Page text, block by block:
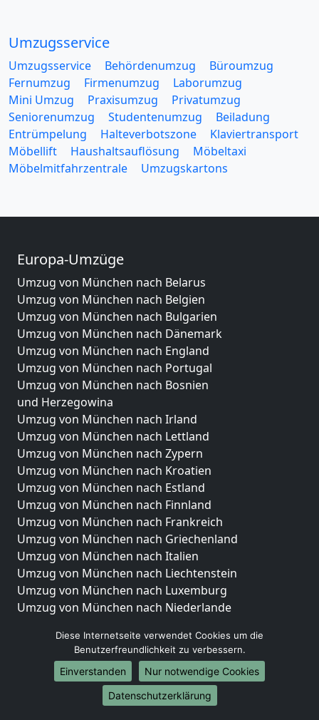
Umzugsservice
Umzugsservice Behördenumzug
Büroumzug
Fernumzug
Firmenumzug
Laborumzug
Mini Umzug
Praxisumzug
Privatumzug
Seniorenumzug
Studentenumzug
Beiladung
Entrümpelung
Halteverbotszone
Klaviertransport
Möbellift
Haushaltsauflösung
Möbeltaxi
Möbelmitfahrzentrale
Umzugskartons
Europa-Umzüge
Umzug von München nach Belarus
Umzug von München nach Belgien
Umzug von München nach Bulgarien
Umzug von München nach Dänemark
Umzug von München nach England
Umzug von München nach Portugal
Umzug von München nach Bosnien
und Herzegowina
Umzug von München nach Irland
Umzug von München nach Lettland
Umzug von München nach Zypern
Umzug von München nach Kroatien
Umzug von München nach Estland
Umzug von München nach Finnland
Umzug von München nach Frankreich
Umzug von München nach Griechenland
Umzug von München nach Italien
Umzug von München nach Liechtenstein
Umzug von München nach Luxemburg
Umzug von München nach Niederlande
Umzüge-Deutschlandweit
Umzug von München nach Berlin
Umzug von München nach Hamburg
Umzug von München nach München
Diese Internetseite verwendet Cookies um die
Benutzerfreundlichkeit zu verbessern.
Einverstanden
Nur notwendige Cookies
Datenschutzerklärung